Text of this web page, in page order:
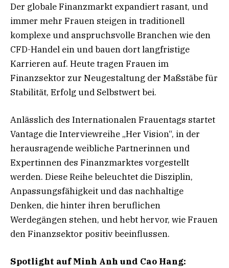
Der globale Finanzmarkt expandiert rasant, und
immer mehr Frauen steigen in traditionell
komplexe und anspruchsvolle Branchen wie den
CFD-Handel ein und bauen dort langfristige
Karrieren auf. Heute tragen Frauen im
Finanzsektor zur Neugestaltung der Maßstäbe für
Stabilität, Erfolg und Selbstwert bei.
Anlässlich des Internationalen Frauentags startet
Vantage die Interviewreihe „Her Vision“, in der
herausragende weibliche Partnerinnen und
Expertinnen des Finanzmarktes vorgestellt
werden. Diese Reihe beleuchtet die Disziplin,
Anpassungsfähigkeit und das nachhaltige
Denken, die hinter ihren beruflichen
Werdegängen stehen, und hebt hervor, wie Frauen
den Finanzsektor positiv beeinflussen.
Spotlight auf Minh Anh und Cao Hang: